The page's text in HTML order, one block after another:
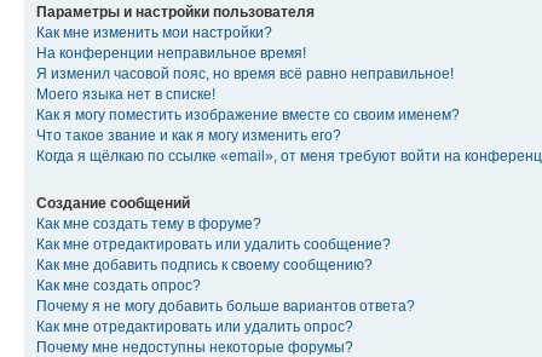
Параметры и настройки пользователя
Как мне изменить мои настройки?
На конференции неправильное время!
Я изменил часовой пояс, но время всё равно неправильное!
Моего языка нет в списке!
Как я могу поместить изображение вместе со своим именем?
Что такое звание и как я могу изменить его?
Когда я щёлкаю по ссылке «email», от меня требуют войти на
Создание сообщений
Как мне создать тему в форуме?
Как мне отредактировать или удалить сообщение?
Как мне добавить подпись к своему сообщению?
Как мне создать опрос?
Почему я не могу добавить больше вариантов ответа?
Как мне отредактировать или удалить опрос?
Почему мне недоступны некоторые форумы?